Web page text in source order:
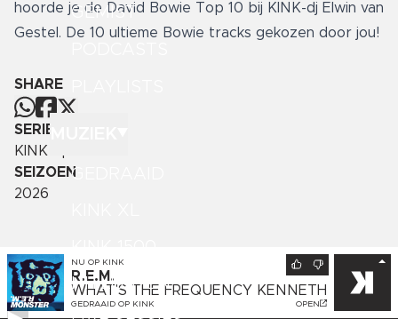
GEMIST
GEDRAAID
HITLIJSTEN
hoorde je de David Bowie Top 10 bij KINK-dj Elwin van
Gestel. De 10 ultieme Bowie tracks gekozen door jou!
SHARE
SERIE
KINK Special
SEIZOEN
2026
NU OP KINK
R.E.M.
WHAT'S THE FREQUENCY KENNETH
GEDRAAID OP KINK OPEN